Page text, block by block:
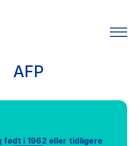
AFP
født i 1962 eller tidligere